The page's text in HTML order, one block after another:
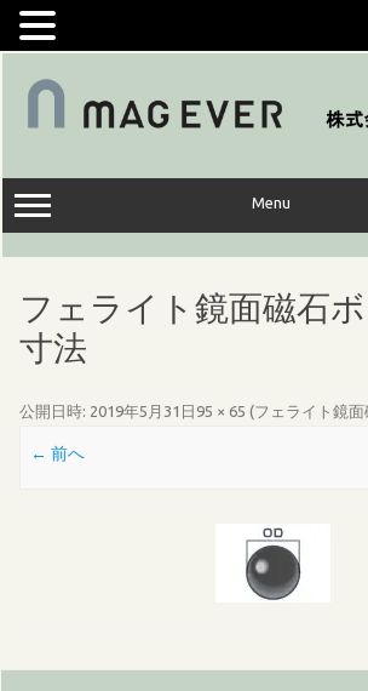
コ
キ
ッ
プ
Menu
フェライト鏡面磁石
寸法
公開日時: 2019年5月31日 95 × 65 (フェライト鏡面
← 前へ